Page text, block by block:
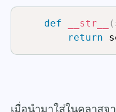
def __str__ (
return
เมื่อนำมาใส่ในคลาสจ